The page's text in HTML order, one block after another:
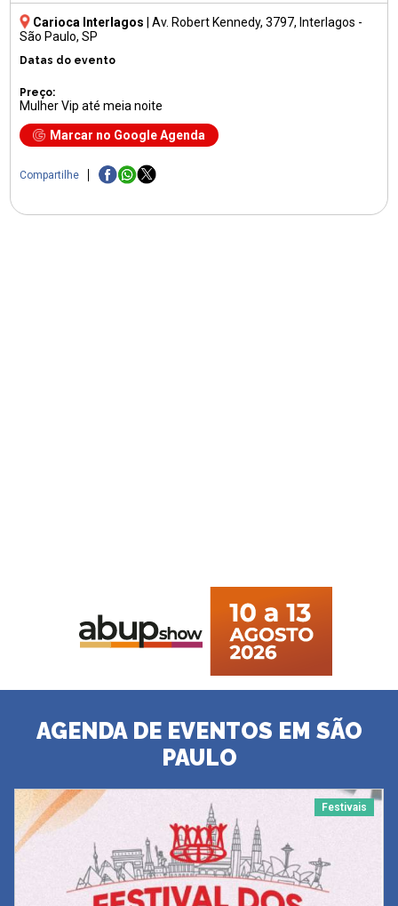
Carioca Interlagos |Av. Robert Kennedy, 3797, Interlagos -
São Paulo, SP
Datas do evento
Preço:
Mulher Vip até meia noite
Marcar no Google Agenda
Compartilhe
AGENDA DE EVENTOS EM SÃO
PAULO
Festivais